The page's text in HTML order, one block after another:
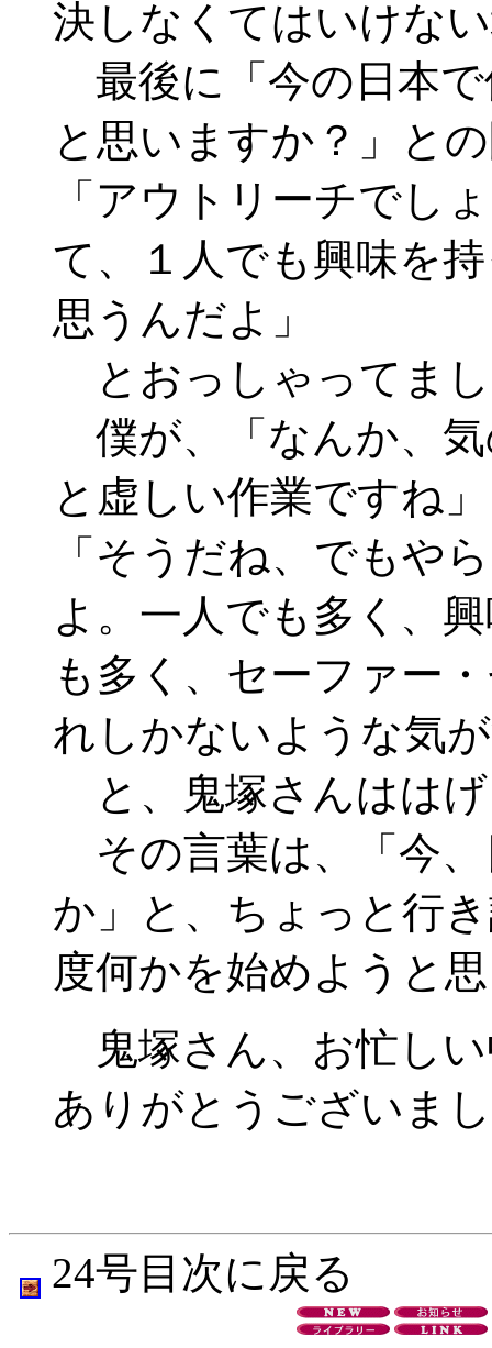
決しなくてはいけな
最後に「今の日本
と思いますか？」と
「アウトリーチでし
て、１人でも興味を
思うんだよ」
とおっしゃってま
僕が、「なんか、
と虚しい作業ですね
「そうだね、でもや
よ。一人でも多く、
も多く、セーファー
れしかないような気
と、鬼塚さんはは
その言葉は、「今
か」と、ちょっと行
度何かを始めようと
鬼塚さん、お忙し
ありがとうございま
24号目次に戻る